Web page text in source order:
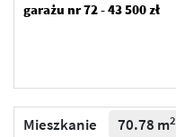
garażu nr 72 - 43 500 zł
Mieszkanie 70.78 m2